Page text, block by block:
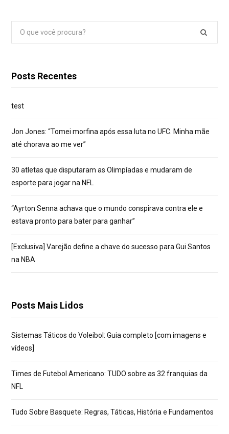
Pesquisar
por:
Posts Recentes
test
Jon Jones: “Tomei morfina após essa luta no UFC. Minha mãe
até chorava ao me ver”
30 atletas que disputaram as Olimpíadas e mudaram de
esporte para jogar na NFL
“Ayrton Senna achava que o mundo conspirava contra ele e
estava pronto para bater para ganhar”
[Exclusiva] Varejão define a chave do sucesso para Gui Santos
na NBA
Posts Mais Lidos
Sistemas Táticos do Voleibol: Guia completo [com imagens e
vídeos]
Times de Futebol Americano: TUDO sobre as 32 franquias da
NFL
Tudo Sobre Basquete: Regras, Táticas, História e Fundamentos